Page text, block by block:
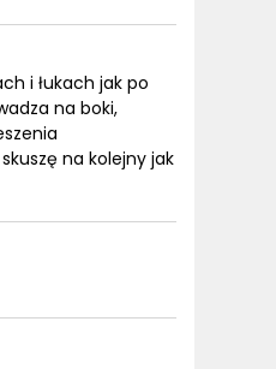
i łukach jak po
na boki,
na kolejny jak